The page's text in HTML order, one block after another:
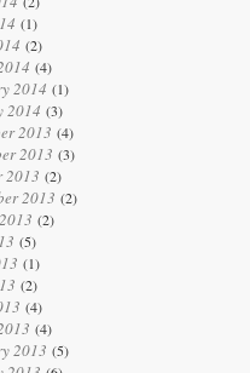
(1)
(2)
(4)
2014 (1)
2014 (3)
2013 (4)
2013 (3)
2013 (2)
2013 (2)
(2)
(5)
(1)
(2)
(4)
(4)
2013 (5)